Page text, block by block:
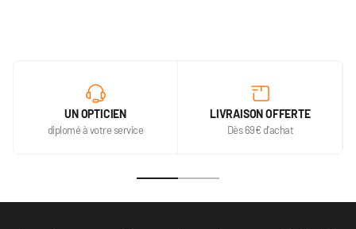
UN OPTICIEN
diplomé à votre service
LIVRAISON OFFERTE
Dès 69€ d'achat